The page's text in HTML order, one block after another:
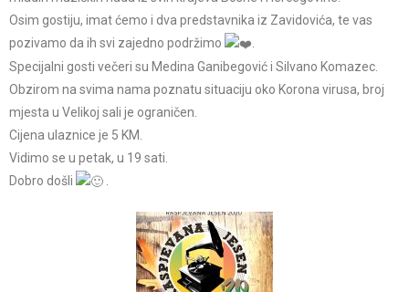
Osim gostiju, imat ćemo i dva predstavnika iz Zavidovića, te vas
pozivamo da ih svi zajedno podržimo
.
Specijalni gosti večeri su Medina Ganibegović i Silvano Komazec.
Obzirom na svima nama poznatu situaciju oko Korona virusa, broj
mjesta u Velikoj sali je ograničen.
Cijena ulaznice je 5 KM.
Vidimo se u petak, u 19 sati.
Dobro došli
.